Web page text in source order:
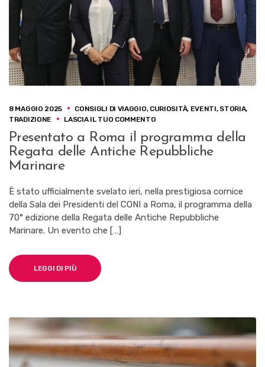
8 MAGGIO 2025 CONSIGLI DI VIAGGIO, CURIOSITÀ, EVENTI, STORIA,
TRADIZIONE
LASCIA IL TUO COMMENTOSU
A
ROMA
REGATA
DELLE
ANTICHE
Presentato a Roma il programma della
Regata delle Antiche Repubbliche
Marinare
È stato ufficialmente svelato ieri, nella prestigiosa cornice
della Sala dei Presidenti del CONI a Roma, il programma della
70° edizione della Regata delle Antiche Repubbliche
Marinare. Un evento che […]
LEGGI DI PIÙ